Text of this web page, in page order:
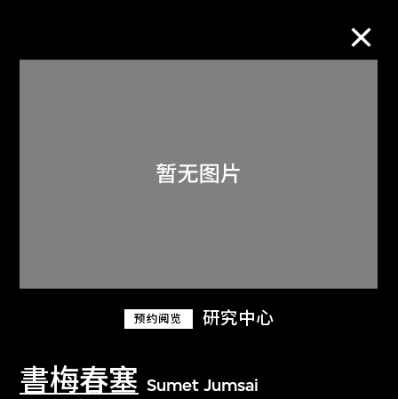
预约阅览 研究中心
書梅春塞 Sumet Jumsai
关于M+藏品
探索世界顶级的二十及二十一世纪视觉
文化藏品。